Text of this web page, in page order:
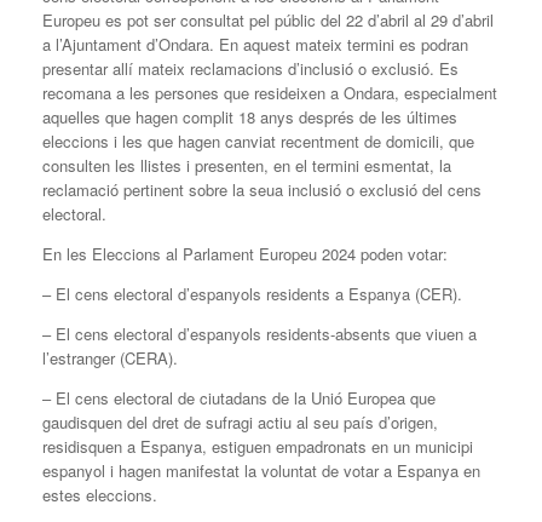
Europeu es pot ser consultat pel públic del 22 d’abril al 29 d’abril
a l’Ajuntament d’Ondara. En aquest mateix termini es podran
presentar allí mateix reclamacions d’inclusió o exclusió. Es
recomana a les persones que resideixen a Ondara, especialment
aquelles que hagen complit 18 anys després de les últimes
eleccions i les que hagen canviat recentment de domicili, que
consulten les llistes i presenten, en el termini esmentat, la
reclamació pertinent sobre la seua inclusió o exclusió del cens
electoral.
En les Eleccions al Parlament Europeu 2024 poden votar:
– El cens electoral d’espanyols residents a Espanya (CER).
– El cens electoral d’espanyols residents-absents que viuen a
l’estranger (CERA).
– El cens electoral de ciutadans de la Unió Europea que
gaudisquen del dret de sufragi actiu al seu país d’origen,
residisquen a Espanya, estiguen empadronats en un municipi
espanyol i hagen manifestat la voluntat de votar a Espanya en
estes eleccions.